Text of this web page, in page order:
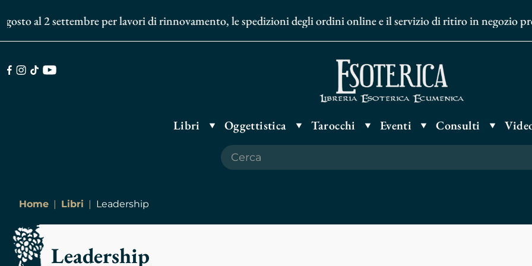
al 2 settembre per lavori di rinnovamento, le spedizioni degli ordini online e il servizio di ritiro in negozio
Libri Oggettistica Tarocchi Eventi Consulti
Home Libri Leadership
Leadership